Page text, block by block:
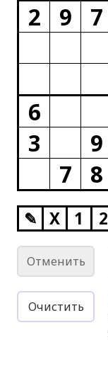
2
9
7
6
3
9
7
8
✎ X 1 2
Отменить
Очистить